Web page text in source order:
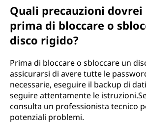
Quali precauzioni dovrei
prima di bloccare o
disco rigido?
Prima di bloccare o sbloccare un
assicurarsi di avere tutte le
necessarie, eseguire il backup di
seguire attentamente le
consulta un professionista tecnico
potenziali problemi.